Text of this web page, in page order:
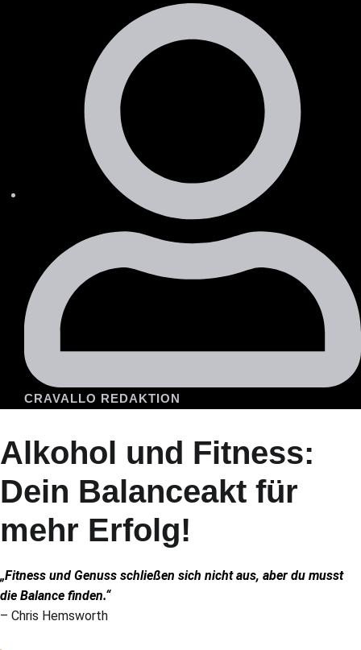
CRAVALLO REDAKTION
Alkohol und Fitness:
Dein Balanceakt für
mehr Erfolg!
„Fitness und Genuss schließen sich nicht aus, aber du musst
die Balance finden.“
– Chris Hemsworth